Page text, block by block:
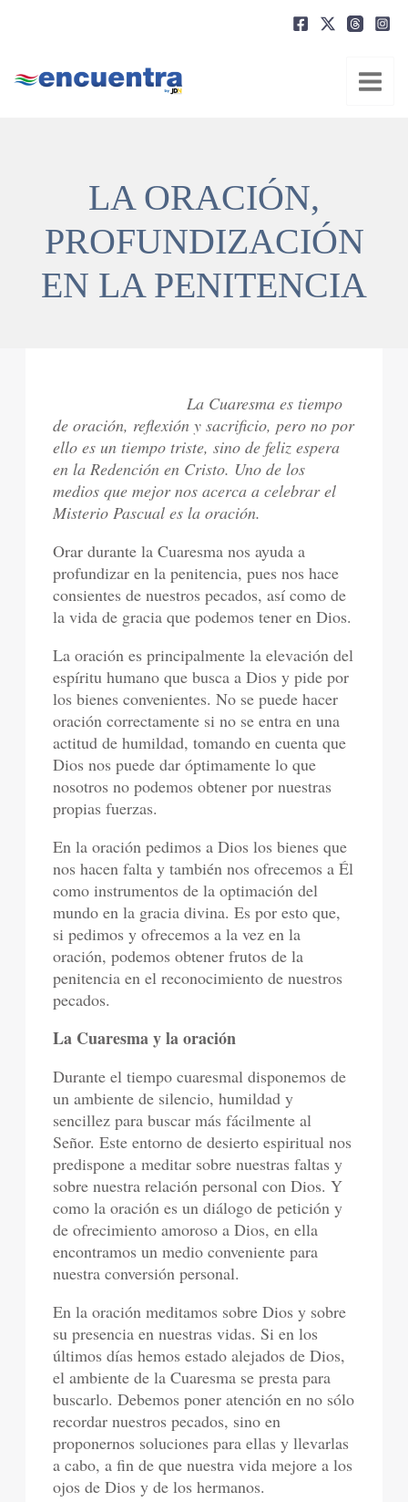
LA ORACIÓN,
PROFUNDIZACIÓN
EN LA PENITENCIA
La Cuaresma es tiempo
de oración, reflexión y sacrificio, pero no por
ello es un tiempo triste, sino de feliz espera
en la Redención en Cristo. Uno de los
medios que mejor nos acerca a celebrar el
Misterio Pascual es la oración.
Orar durante la Cuaresma nos ayuda a
profundizar en la penitencia, pues nos hace
consientes de nuestros pecados, así como de
la vida de gracia que podemos tener en Dios.
La oración es principalmente la elevación del
espíritu humano que busca a Dios y pide por
los bienes convenientes. No se puede hacer
oración correctamente si no se entra en una
actitud de humildad, tomando en cuenta que
Dios nos puede dar óptimamente lo que
nosotros no podemos obtener por nuestras
propias fuerzas.
En la oración pedimos a Dios los bienes que
nos hacen falta y también nos ofrecemos a Él
como instrumentos de la optimación del
mundo en la gracia divina. Es por esto que,
si pedimos y ofrecemos a la vez en la
oración, podemos obtener frutos de la
penitencia en el reconocimiento de nuestros
pecados.
La Cuaresma y la oración
Durante el tiempo cuaresmal disponemos de
un ambiente de silencio, humildad y
sencillez para buscar más fácilmente al
Señor. Este entorno de desierto espiritual nos
predispone a meditar sobre nuestras faltas y
sobre nuestra relación personal con Dios. Y
como la oración es un diálogo de petición y
de ofrecimiento amoroso a Dios, en ella
encontramos un medio conveniente para
nuestra conversión personal.
En la oración meditamos sobre Dios y sobre
su presencia en nuestras vidas. Si en los
últimos días hemos estado alejados de Dios,
el ambiente de la Cuaresma se presta para
buscarlo. Debemos poner atención en no sólo
recordar nuestros pecados, sino en
proponernos soluciones para ellas y llevarlas
a cabo, a fin de que nuestra vida mejore a los
ojos de Dios y de los hermanos.